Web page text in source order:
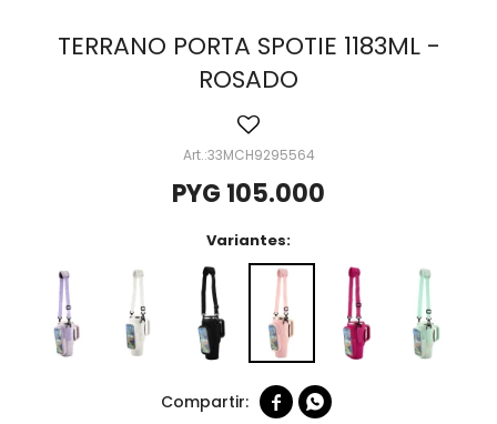
TERRANO PORTA SPOTIE 1183ML -
ROSADO
33MCH9295564
PYG 105.000
Variantes:
 